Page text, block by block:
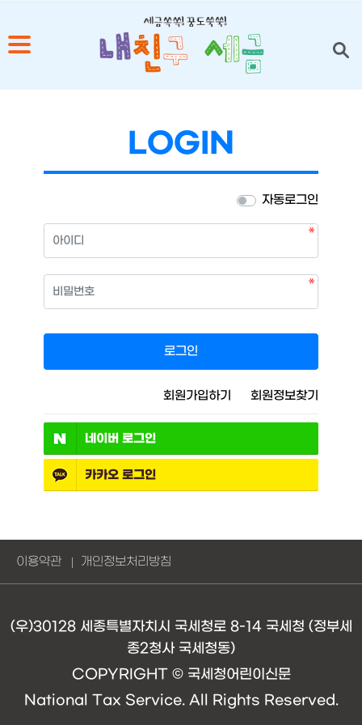
LOGIN
자동로그인
아이디 필수
비밀번호 필수
로그인
회원가입하기 회원정보찾기
네이버 로그인
카카오 로그인
이용약관 개인정보처리방침
(우)30128 세종특별자치시 국세청로 8-14 국세청 (정부세
종2청사 국세청동)
COPYRIGHT © 국세청어린이신문
National Tax Service. All Rights Reserved.